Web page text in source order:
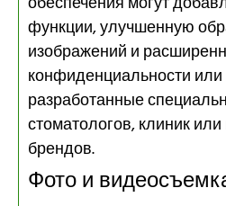
функции, улучшенную
изображений и
конфиденциальности
разработанные
стоматологов, клиник
брендов.
Фото и